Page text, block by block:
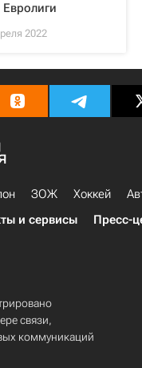
2022
ЗОЖ Хоккей
и сервисы Пресс-
связи,
коммуникаций